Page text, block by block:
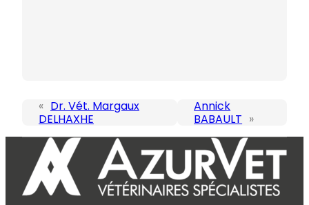
« Dr. Vét. Margaux
DELHAXHE
Annick
BABAULT »